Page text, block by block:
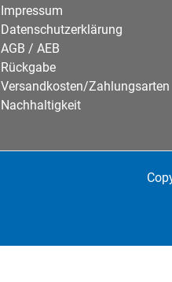
Impressum
Datenschutzerklärung
AGB / AEB
Rückgabe
Versandkosten/Zahlungsarten
Nachhaltigkeit